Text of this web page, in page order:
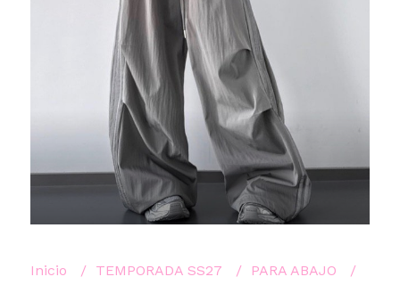
Inicio TEMPORADA SS27
PARA ABAJO